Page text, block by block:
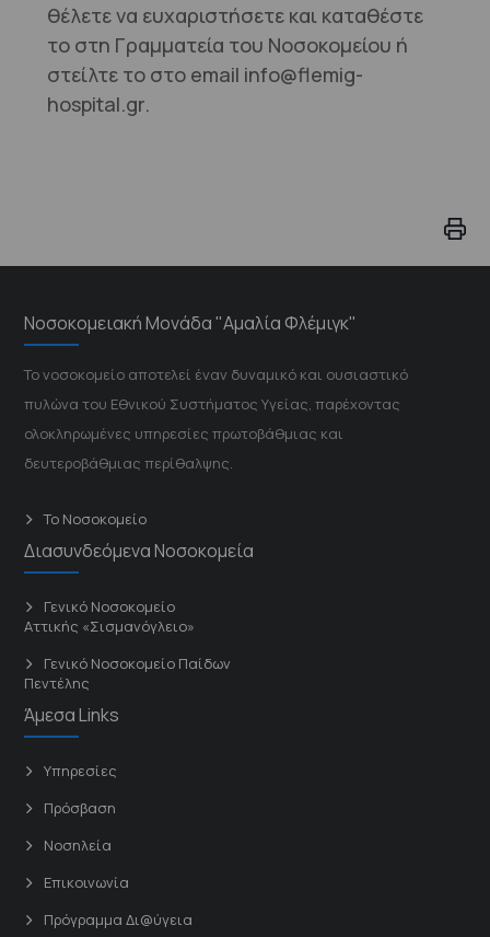
θέλετε να ευχαριστήσετε και καταθέστε
το στη Γραμματεία του Νοσοκομείου ή
στείλτε το στο email info@flemig-
hospital.gr.
Νοσοκομειακή Μονάδα "Αμαλία Φλέμιγκ"
Το νοσοκομείο αποτελεί έναν δυναμικό και ουσιαστικό
πυλώνα του Εθνικού Συστήματος Υγείας, παρέχοντας
ολοκληρωμένες υπηρεσίες πρωτοβάθμιας και
δευτεροβάθμιας περίθαλψης.
Το Νοσοκομείο
Διασυνδεόμενα Νοσοκομεία
Γενικό Νοσοκομείο
Αττικής «Σισμανόγλειο»
Γενικό Νοσοκομείο Παίδων
Πεντέλης
Άμεσα Links
Υπηρεσίες
Πρόσβαση
Νοσηλεία
Επικοινωνία
Πρόγραμμα Δι@ύγεια